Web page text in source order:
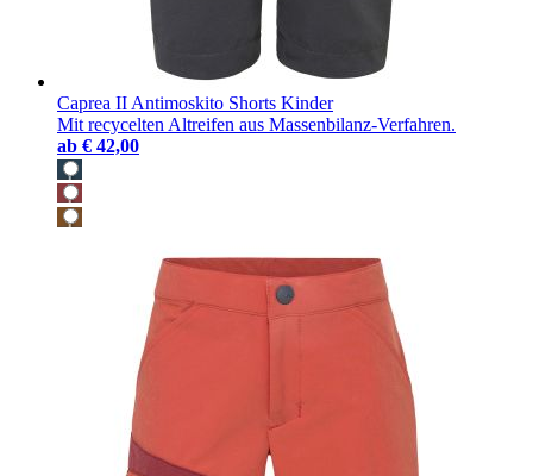
Caprea II Antimoskito Shorts Kinder
Mit recycelten Altreifen aus Massenbilanz-Verfahren.
ab € 42,00